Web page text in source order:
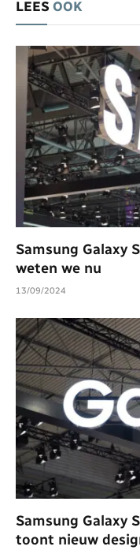
LEES OOK
Samsung Galaxy
weten we nu
13/09/2024
Samsung Galaxy
toont nieuw